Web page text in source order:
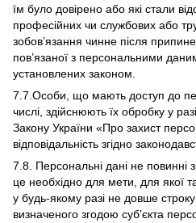
їм було довірено або які стали
професійних чи службових або
зобов’язання чинне після
пов’язаної з персональними
установлених законом.
7.7.Особи, що мають доступ до
числі, здійснюють їх обробку у
Закону України «Про захист
відповідальність згідно
7.8. Персональні дані не повинні
це необхідно для мети, для якої
у будь-якому разі не довше строку
визначеного згодою суб’єкта